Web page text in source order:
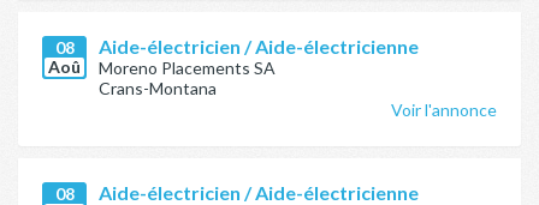
08
Aoû
Aide-électricien / Aide-électricienne
Moreno Placements SA
Crans-Montana
Voir l'annonce
08
Aide-électricien / Aide-électricienne